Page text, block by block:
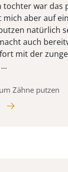
tochter war das
aber auf
natürlich
auch
mit der
Zähne putzen